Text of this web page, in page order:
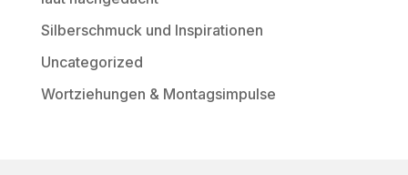
Silberschmuck und Inspirationen
Uncategorized
Wortziehungen & Montagsimpulse